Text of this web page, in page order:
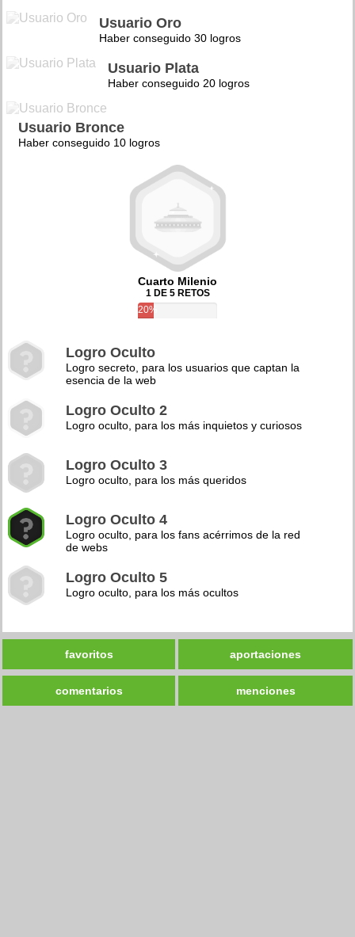
Usuario Oro
Haber conseguido 30 logros
Usuario Plata
Haber conseguido 20 logros
Usuario Bronce
Haber conseguido 10 logros
Cuarto Milenio
1 DE 5 RETOS
20%
Logro Oculto
Logro secreto, para los usuarios que captan la
esencia de la web
Logro Oculto 2
Logro oculto, para los más inquietos y curiosos
Logro Oculto 3
Logro oculto, para los más queridos
Logro Oculto 4
Logro oculto, para los fans acérrimos de la red
de webs
Logro Oculto 5
Logro oculto, para los más ocultos
favoritos aportaciones
comentarios menciones